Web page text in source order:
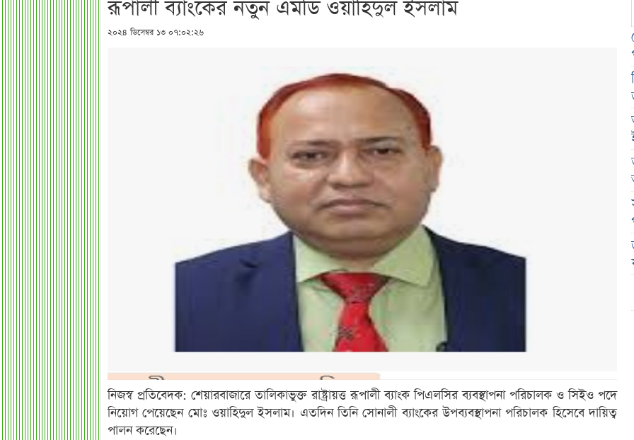
রূপালী ব্যাংকের নতুন এমডি ওয়াহিদুল ইসলাম
২০২৪ ডিসেম্বর ১৩ ০৭:০২:২৬
নিজস্ব প্রতিবেদক: শেয়ারবাজারে তালিকাভুক্ত রাষ্ট্রায়ত্ত রূপালী ব্যাংক পিএলসির ব্যবস্থাপনা পরিচালক ও সিইও পদে
নিয়োগ পেয়েছেন মোঃ ওয়াহিদুল ইসলাম। এতদিন তিনি সোনালী ব্যাংকের উপব্যবস্থাপনা পরিচালক হিসেবে দায়িত্ব
পালন করেছেন।